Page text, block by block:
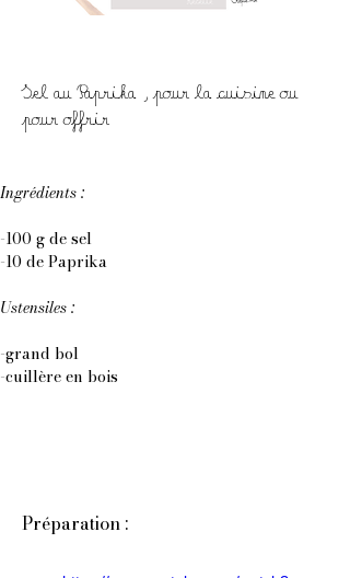
Sel au Paprika ,pour la cuisine ou
pour offrir
Ingrédients :
-100 g de sel
-10 de Paprika
Ustensiles :
-grand bol
-cuillère en bois
Préparation :